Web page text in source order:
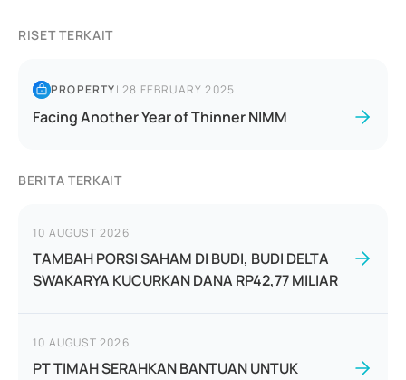
RISET TERKAIT
PROPERTY|28 FEBRUARY 2025
Facing Another Year of Thinner NIMM
BERITA TERKAIT
10 AUGUST 2026
TAMBAH PORSI SAHAM DI BUDI, BUDI DELTA
SWAKARYA KUCURKAN DANA RP42,77 MILIAR
10 AUGUST 2026
PT TIMAH SERAHKAN BANTUAN UNTUK